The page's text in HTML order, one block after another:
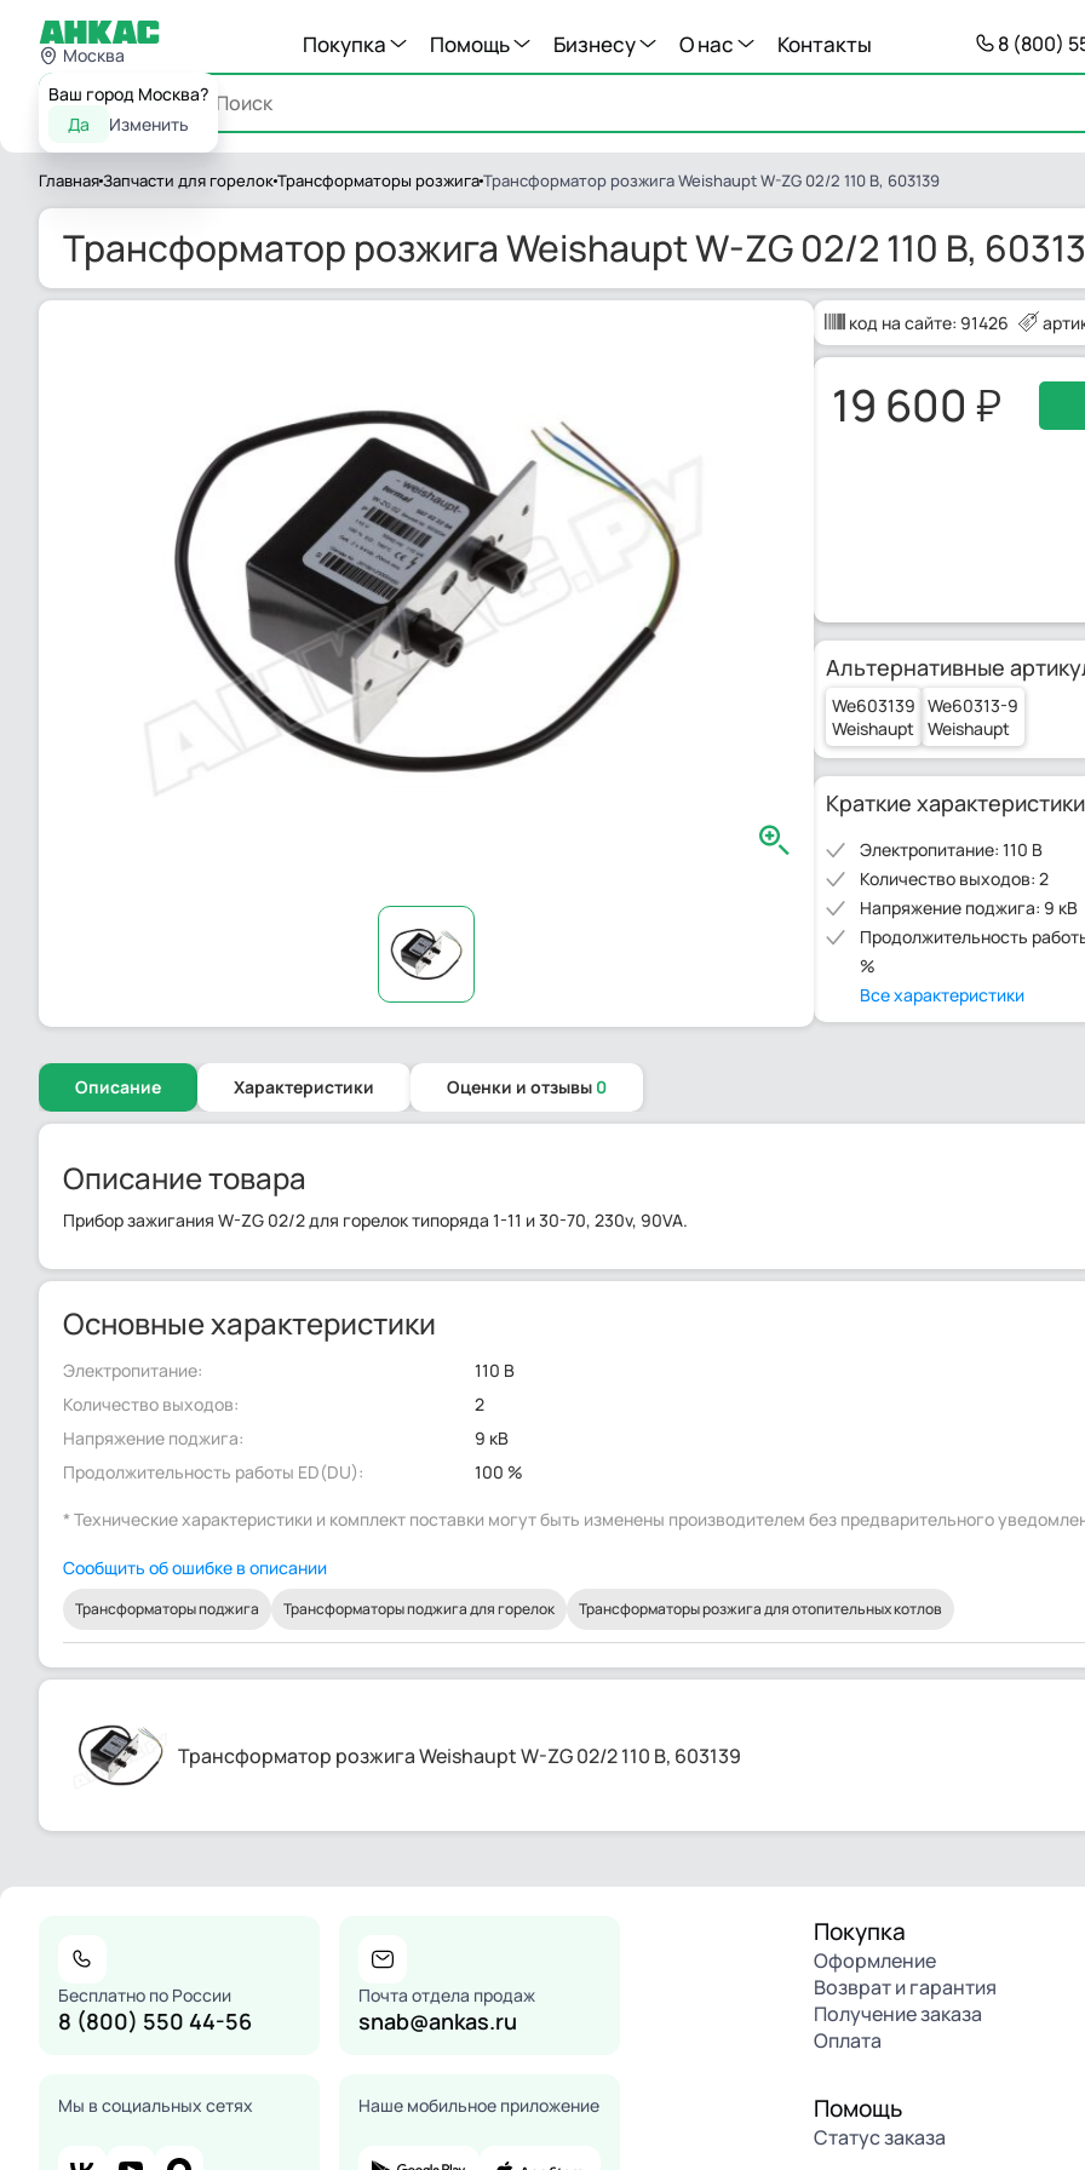
Москва
Ваш город Москва?
Да
Изменить
Покупка Помощь Бизнесу О нас Контакты 8 (800)
Каталог
ГлавнаяЗапчасти для горелокТрансформаторы розжигаТрансформатор розжига Weishaupt W-ZG 02/2 110 В, 603139
Трансформатор розжига Weishaupt W-ZG 02/2 110 В,
код на сайте: 91426
19 600
Альтернативные
We603139
Weishaupt
We60313-9
Weishaupt
Краткие характеристики
Электропитание: 110 В
Количество выходов: 2
Напряжение поджига: 9 кВ
Продолжительность
%
Все характеристики
Описание Характеристики Оценки и отзывы 0
Описание товара
Прибор зажигания W-ZG 02/2 для горелок типоряда 1-11 и 30-70, 230v, 90VA.
Основные характеристики
Электропитание:
110 В
Количество выходов:
2
Напряжение поджига:
9 кВ
Продолжительность работы ED(DU):
100 %
* Технические характеристики и комплект поставки могут быть изменены производителем без предварительного
Сообщить об ошибке в описании
Трансформаторы поджига Трансформаторы поджига для горелок Трансформаторы розжига для отопительных котлов
Трансформатор розжига Weishaupt W-ZG 02/2 110 В, 603139
Бесплатно по России
8 (800) 550 44-56
Почта отдела продаж
snab@ankas.ru
Мы в социальных сетях Наше мобильное приложение
Покупка
Оформление
Возврат и гарантия
Получение заказа
Оплата
Помощь
Статус заказа